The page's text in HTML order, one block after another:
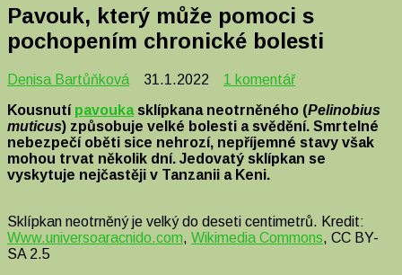
Pavouk, který může pomoci s
pochopením chronické bolesti
Denisa Bartůňková 31.1.2022 1 komentářu
s
názvem
Pavouk,
který
pochopením
chronické
Kousnutí pavoukasklípkana neotrněného (Pelinobius
muticus) způsobuje velké bolesti a svědění. Smrtelné
nebezpečí oběti sice nehrozí, nepříjemné stavy však
mohou trvat několik dní. Jedovatý sklípkan se
vyskytuje nejčastěji v Tanzanii a Keni.
Sklípkan neotrněný je velký do deseti centimetrů. Kredit:
Www.universoaracnido.com, Wikimedia Commons, CC BY-
SA 2.5